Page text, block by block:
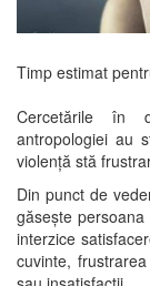
Timp estimat
Cercetările în
antropologiei au
violență stă
Din punct de
găsește
interzice
cuvinte,